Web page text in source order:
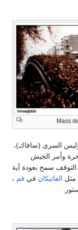
Mass
السرى (سافاك)،
حرة وأمر الجيش
سمح بعودة آية
مثل الفاتيكان في قم ،